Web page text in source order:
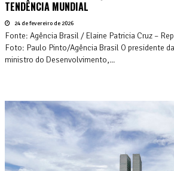
TENDÊNCIA MUNDIAL
24 de fevereiro de 2026
Fonte: Agência Brasil / Elaine Patricia Cruz –
Foto: Paulo Pinto/Agência Brasil O presidente
ministro do Desenvolvimento,...